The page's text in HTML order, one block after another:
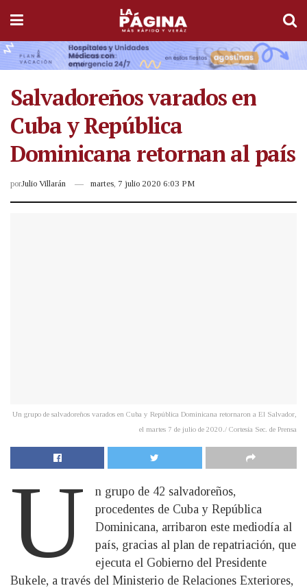
Salvadoreños varados en
Cuba y República
Dominicana retornan al país
porJulio Villarán martes, 7 julio 2020 6:03 PM
Un grupo de salvadoreños varados en Cuba y República Dominicana retornaron a El Salvador,
el martes 7 de julio de 2020./ Cortesía Sec. de Prensa
U
n grupo de 42 salvadoreños,
procedentes de Cuba y República
Dominicana, arribaron este mediodía al
país, gracias al plan de repatriación, que
ejecuta el Gobierno del Presidente
Bukele, a través del Ministerio de Relaciones Exteriores,